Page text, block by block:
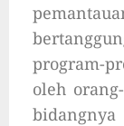
program-
oleh